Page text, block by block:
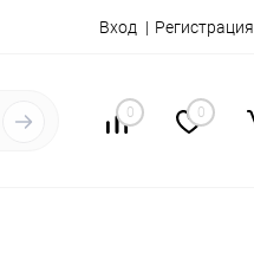
Вход Регистрация
0 0